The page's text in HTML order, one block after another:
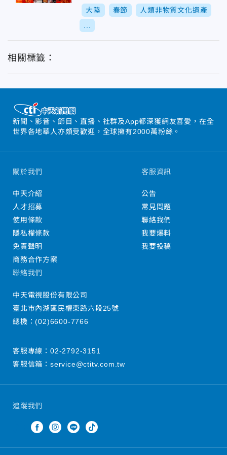
大陸 春節 人類非物質文化遺產
相關標籤：
新聞、影音、節目、直播、社群及App都深獲網友喜愛，在全
世界各地華人亦頗受歡迎，全球擁有2000萬粉絲。
追蹤我們
關於我們
中天介紹
人才招募
使用條款
隱私權條款
免責聲明
商務合作方案
客服資訊
公告
常見問題
聯絡我們
我要爆料
我要投稿
聯絡我們
中天電視股份有限公司
臺北市內湖區民權東路六段25號
總機：(02)6600-7766
客服專線： 02-2792-3151
客服信箱： service@ctitv.com.tw